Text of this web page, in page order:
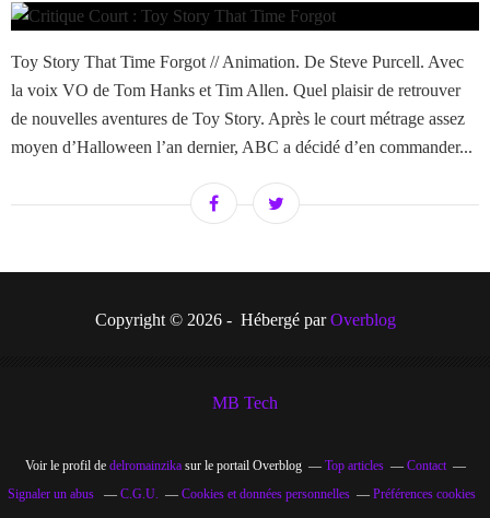
Toy Story That Time Forgot // Animation. De Steve Purcell. Avec
la voix VO de Tom Hanks et Tim Allen. Quel plaisir de retrouver
de nouvelles aventures de Toy Story. Après le court métrage assez
moyen d’Halloween l’an dernier, ABC a décidé d’en commander...
Copyright © 2026 - Hébergé parOverblog
MB Tech
Voir le profil de delromainzikasur le portail Overblog Top articles
Contact
Signaler un abus
C.G.U. Cookies et données personnelles Préférences cookies